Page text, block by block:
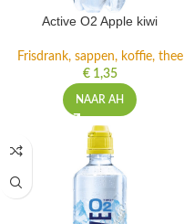
Active O2 Apple kiwi
Frisdrank, sappen, koffie, thee
€1,35
NAAR AH